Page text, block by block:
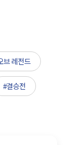
브 레전드
#결승전